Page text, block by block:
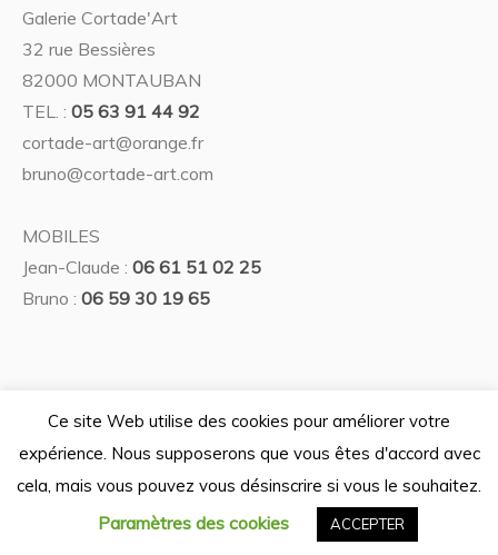
Galerie Cortade'Art
32 rue Bessières
82000 MONTAUBAN
TEL. :05 63 91 44 92
cortade-art@orange.fr
bruno@cortade-art.com
MOBILES
Jean-Claude :06 61 51 02 25
Bruno :06 59 30 19 65
Politique de confidentialité/ © 2026 Galerie Cortade'Art —
Tous droits réservés — Design graphique La lune est à vous -
Développement Ternog Design
Ce site Web utilise des cookies pour améliorer votre
expérience. Nous supposerons que vous êtes d'accord avec
cela, mais vous pouvez vous désinscrire si vous le souhaitez.
Paramètres des cookies ACCEPTER